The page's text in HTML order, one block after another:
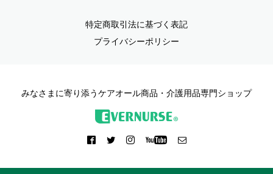
特定商取引法に基づく表記
プライバシーポリシー
みなさまに寄り添うケアオール商品・介護用品専門ショップ